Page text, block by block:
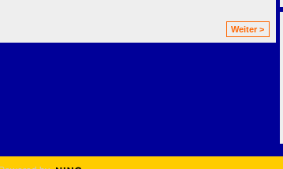
Weiter >